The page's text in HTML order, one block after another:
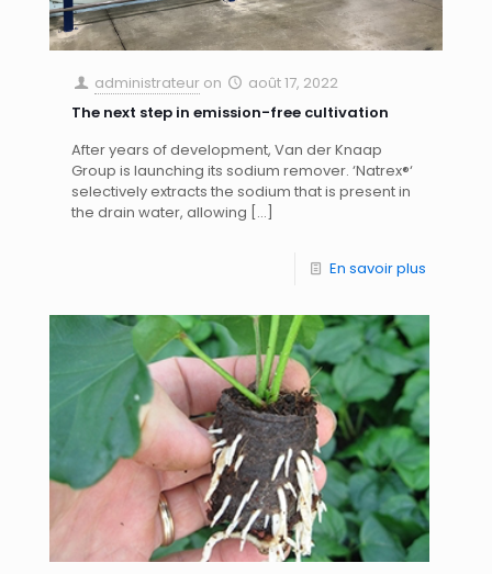
administrateur on
août 17, 2022
The next step in emission-free cultivation
After years of development, Van der Knaap
Group is launching its sodium remover. ‘Natrex®‘
selectively extracts the sodium that is present in
the drain water, allowing […]
En savoir plus